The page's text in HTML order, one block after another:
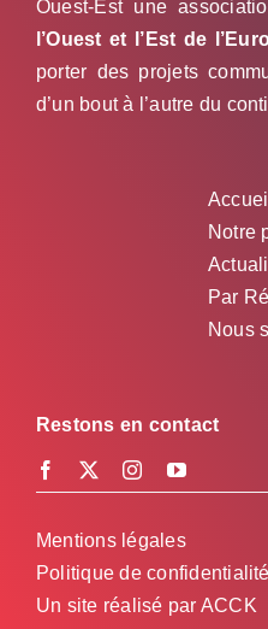
Ouest-Est une
l’Ouest et l’Est de
porter des projets
d’un bout à l’autre du
Notre
Par
Nous
Restons en contact
Mentions légales
Politique de confidentialité
Un site réalisé par ACCK